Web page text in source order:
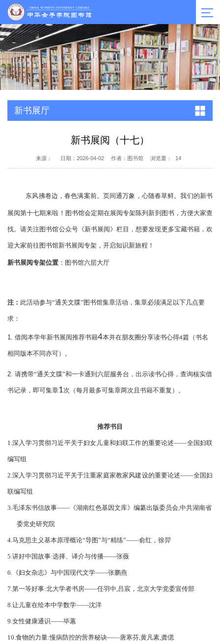
新书展厅
新书展阅（十七）
来源： 日期：2026-04-02 作者：图书馆 浏览量： 14
东风拂卷边，春色满案前。页间通万象，心随春草鲜。我们的新书
展阅第十七期来啦！图书馆会定期在展阅专架陈列新到图书，方便大家查
找。请关注图书馆公众号《新书展阅》栏目，想要发现更多宝藏书籍，欢
迎大家前往图书馆新书展阅专架，开启知识新旅程！
新书展阅专架位置 ：图书馆六层大厅
注： 此活动参与“通关文牒”图书馆集章活动，集章必须满足以下几点要
求：
1. 借阅本学年新书展阅推荐书籍4本并在朋友圈分享读书心得4篇（书名
相同版本不同亦可）。
2. 请携带“通关文牒”和一卡通到六层服务台，出示读书心得，查询核实借
书记录，即可集章1次（每月最多可集章两次且书籍不重复）。
推荐书目
1.深入学习贯彻习近平关于妇女儿童和妇联工作的重要论述——全国妇联
编写组
2.深入学习贯彻习近平关于注重家庭家教家风建设的重要论述——全国妇
联编写组
3.毛泽东书信故事——《湖南红色基因文库》编纂出版委员会,中共湖南省
委党史研究院
4.马克思主义基本原理概论“导图”与“精练”——俞红，徐羿
5.讲好中国故事:选择、译介与传播——张薇
6.《妇女杂志》与中国现代文学——张鹏燕
7.第一等好事:北大学者书房——任羽中,吕宸，北京大学党委宣传部
8.让儿童在绘本中学数学——沈洋
9.女性健康通识——毕蕙
10.食物的力量:慢病防控的营养秘诀——唐寒芬,黄凡素,龚偲